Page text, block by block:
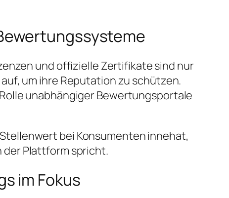
und offizielle Zertifikate sind nur
um ihre Reputation zu schützen.
unabhängiger Bewertungsportale
bei Konsumenten innehat,
der Plattform spricht.
im Fokus